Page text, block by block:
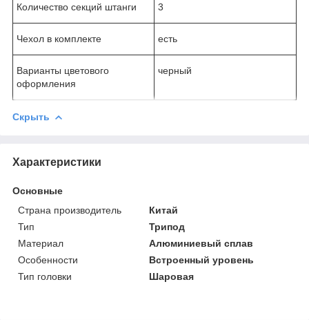
Количество секций штанги 3
Чехол в комплекте есть
Варианты цветового
оформления
черный
Скрыть
Характеристики
Основные
Страна производитель
Китай
Тип
Трипод
Материал
Алюминиевый сплав
Особенности
Встроенный уровень
Тип головки
Шаровая